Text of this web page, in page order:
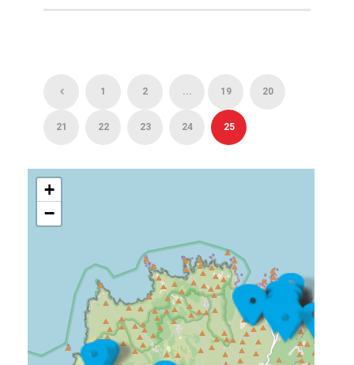
1 2 ... 19 20
21 22 23 24 25
+
−